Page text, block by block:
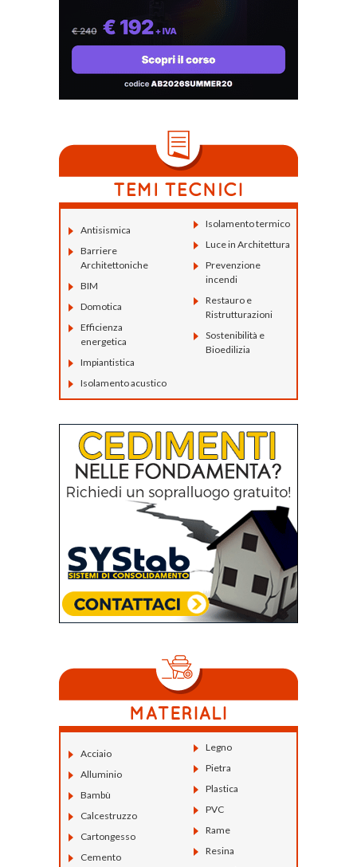
Antisismica
Barriere
Architettoniche
BIM
Domotica
Efficienza
energetica
Impiantistica
Isolamento acustico
Isolamento termico
Luce in Architettura
Prevenzione
incendi
Restauro e
Ristrutturazioni
Sostenibilità e
Bioedilizia
Acciaio
Alluminio
Bambù
Calcestruzzo
Cartongesso
Cemento
Legno
Pietra
Plastica
PVC
Rame
Resina